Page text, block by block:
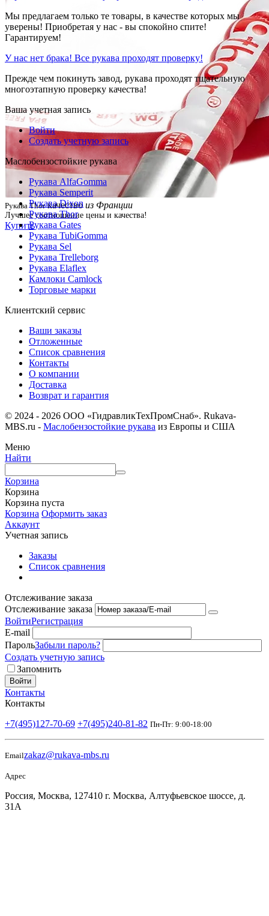
Рукава Thorкачествоиз Франции
Лучшее соотношение цены и качества!
Купить
Мы предлагаем только те товары, в качестве которых мы
уверены! Приобретая у нас - вы спокойно спите!
Гарантируем!
У нас нет брака! Все рукава проходят проверку!
Прежде чем покинуть завод, рукава проходят тщательную
многоэтапную проверку качества!
Ваша учетная запись
Войти
Создать учетную запись
Маслобензостойкие рукава
Рукава AlfaGomma
Рукава Semperit
Рукава Dixon
Рукава Thor
Рукава Gates
Рукава TubiGomma
Рукава Sel
Рукава Trelleborg
Рукава Elaflex
Камлоки Camlock
Торговые марки
Клиентский сервис
Ваши заказы
Отложенные
Список сравнения
Контакты
О компании
Доставка
Возврат и гарантия
© 2024 - 2026 ООО «ГидравликТехПромСнаб». Rukava-
MBS.ru - Маслобензостойкие рукава из Европы и США
Меню
Найти
Корзина
Корзина
Корзина пуста
Корзина Оформить заказ
Аккаунт
Учетная запись
Заказы
Список сравнения
Отслеживание заказа
Отслеживание заказа
ВойтиРегистрация
E-mail
ПарольЗабыли пароль?
Создать учетную запись
Запомнить
Войти
Контакты
Контакты
+7(495)127-70-69 +7(495)240-81-82 Пн-Пт: 9:00-18:00
Emailzakaz@rukava-mbs.ru
Адрес
Россия, Москва, 127410 г. Москва, Алтуфьевское шоссе, д.
31А